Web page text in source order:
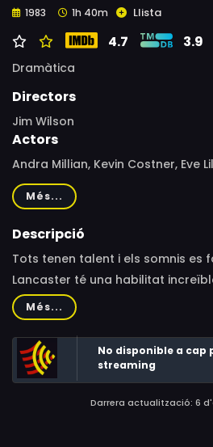
1983 1h 40m Llista
4.7 3.9
Dramàtica
Directors
Jim Wilson
Actors
Andra Millian, Kevin Costner, Eve
Garth Pillsbury, Ed Semenza, Loyd
Hall, Deke Anderson
Més...
Descripció
Tots tenen talent i els somnis es
Lancaster té una habilitat
Quan s'uneix a l'audaç Will
jugadors estan en una llista
vol igualar les probabilitats.
la ratxa de victòries?
Més...
No disponible a
streaming
Darrera actualització: 6